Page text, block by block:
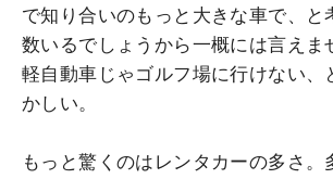
で知り合いのもっと大きな車で、と
数いるでしょうから一概には言えま
軽自動車じゃゴルフ場に行けない、
かしい。
もっと驚くのはレンタカーの多さ。